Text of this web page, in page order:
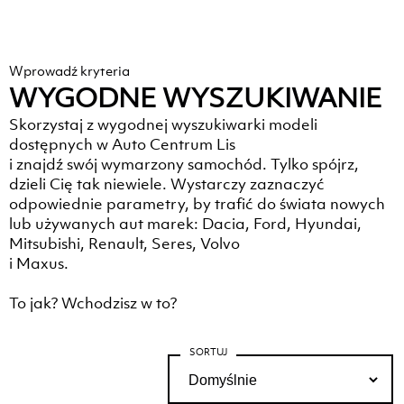
Wprowadź kryteria
WYGODNE WYSZUKIWANIE
Skorzystaj z wygodnej wyszukiwarki modeli
dostępnych w Auto Centrum Lis
i znajdź swój wymarzony samochód. Tylko spójrz,
dzieli Cię tak niewiele. Wystarczy zaznaczyć
odpowiednie parametry, by trafić do świata nowych
lub używanych aut marek: Dacia, Ford, Hyundai,
Mitsubishi, Renault, Seres, Volvo
i Maxus.
To jak? Wchodzisz w to?
SORTUJ
Wyślij